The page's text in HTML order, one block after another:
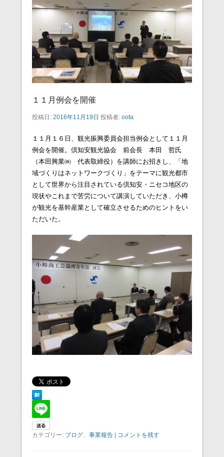
１１月例会を開催
投稿日: 2016年11月19日 投稿者: oota
１１月１６日、観光振興委員会担当例会として１１月
例会を開催。倶知安観光協会 前会長 本田 哲氏
（本田興業㈱ 代表取締役）を講師にお招きし、「地
域づくりはネットワークづくり」をテーマに観光都市
として世界から注目されている倶知安・ニセコ地区の
現状やこれまで苦労について講演していただき、小樽
が観光を基幹産業として確立させるためのヒントをい
ただいた。
カテゴリー: ブログ、 事業報告 コメントを残す